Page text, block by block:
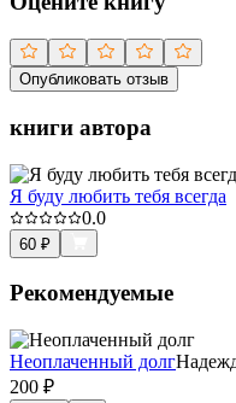
Опубликовать отзыв
книги автора
Я буду любить тебя всегда
0.0
60 ₽
Рекомендуемые
Неоплаченный долг
200 ₽